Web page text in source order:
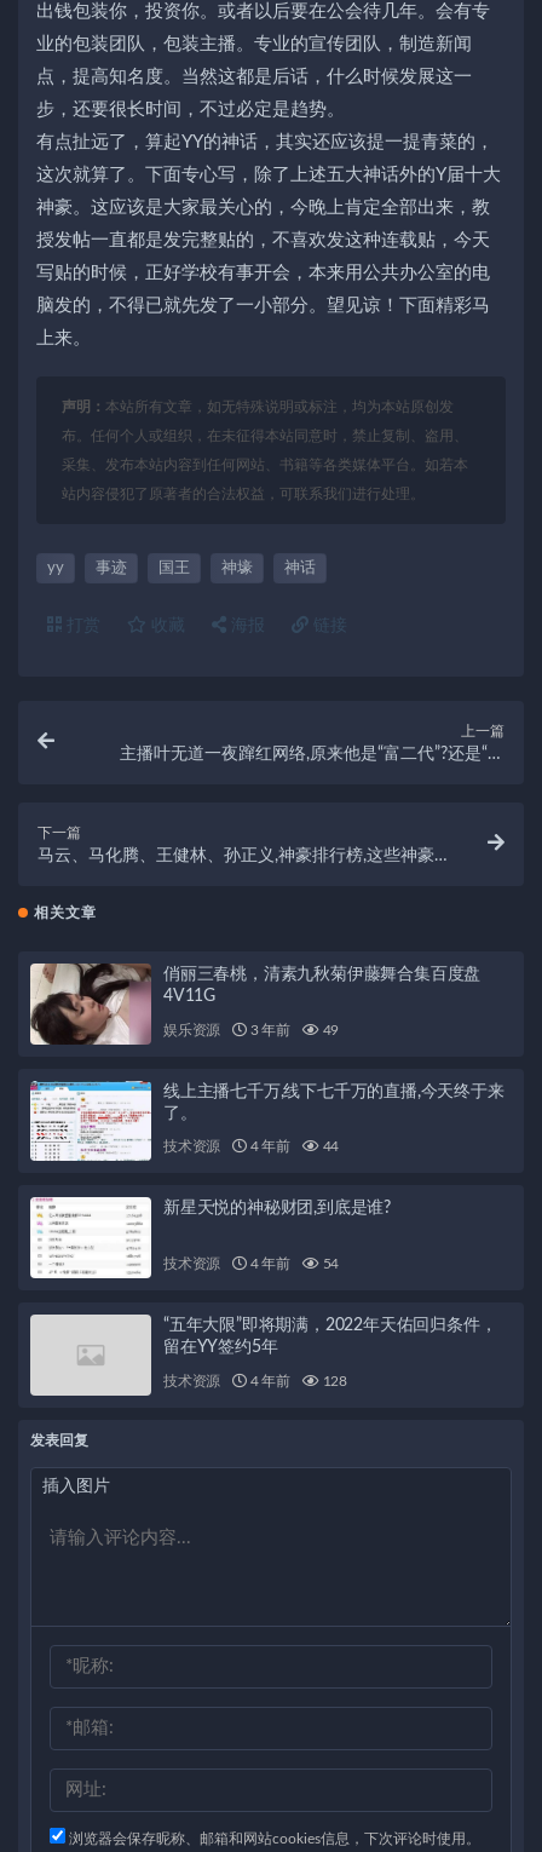
出钱包装你，投资你。或者以后要在公会待几年。会有专
业的包装团队，包装主播。专业的宣传团队，制造新闻
点，提高知名度。当然这都是后话，什么时候发展这一
步，还要很长时间，不过必定是趋势。
有点扯远了，算起YY的神话，其实还应该提一提青菜的，
这次就算了。下面专心写，除了上述五大神话外的Y届十大
神豪。这应该是大家最关心的，今晚上肯定全部出来，教
授发帖一直都是发完整贴的，不喜欢发这种连载贴，今天
写贴的时候，正好学校有事开会，本来用公共办公室的电
脑发的，不得已就先发了一小部分。望见谅！下面精彩马
上来。
声明： 本站所有文章，如无特殊说明或标注，均为本站原创发
布。任何个人或组织，在未征得本站同意时，禁止复制、盗用、
采集、发布本站内容到任何网站、书籍等各类媒体平台。如若本
站内容侵犯了原著者的合法权益，可联系我们进行处理。
yy 事迹 国王 神壕 神话
打赏 收藏 海报 链接
上一篇
主播叶无道一夜蹿红网络,原来他是“富二代”?还是“土
下一篇
马云、马化腾、王健林、孙正义,神豪排行榜,这些神豪
相关文章
俏丽三春桃，清素九秋菊伊藤舞合集百度盘
4V11G
娱乐资源 3 年前 49
线上主播七千万,线下七千万的直播,今天终于来
了。
技术资源 4 年前 44
新星天悦的神秘财团,到底是谁?
技术资源 4 年前 54
“五年大限”即将期满，2022年天佑回归条件，
留在YY签约5年
技术资源 4 年前 128
发表回复
插入图片
浏览器会保存昵称、邮箱和网站cookies信息，下次评论时使用。